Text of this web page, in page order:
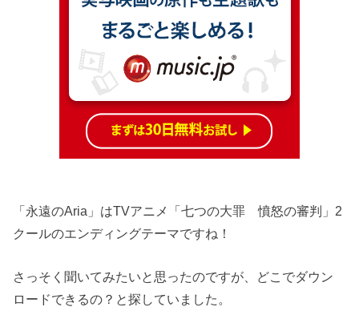
「永遠のAria」はTVアニメ「七つの大罪 憤怒の審判」2
クールのエンディングテーマですね！
さっそく聞いてみたいと思ったのですが、どこでダウン
ロードできるの？と探していました。